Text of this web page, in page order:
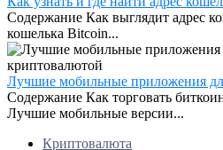
Содержание Как выглядит адрес
кошелька Bitcoin...
Лучшие мобильные приложения
Содержание Как торговать
Лучшие мобильные версии...
Криптовалюта